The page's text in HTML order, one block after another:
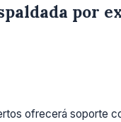
por
ofrecerá soporte